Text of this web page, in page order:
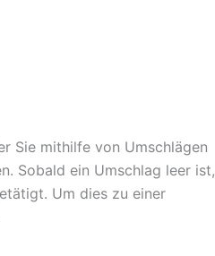
Sie mithilfe von Umschlägen
Sobald ein Umschlag leer ist,
Um dies zu einer